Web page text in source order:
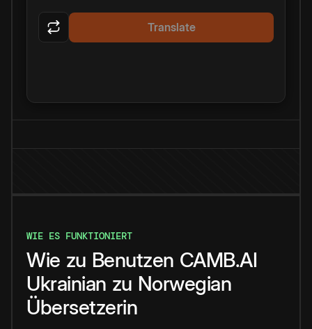
Translate
WIE ES FUNKTIONIERT
Wie zu Benutzen CAMB.AI
Ukrainian zu Norwegian
Übersetzerin